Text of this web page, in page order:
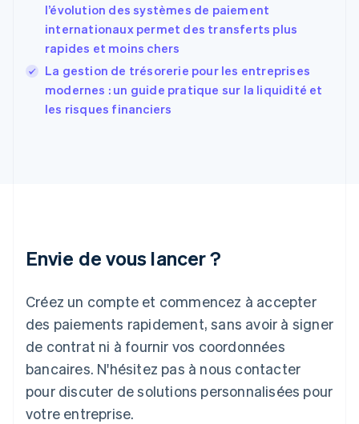
l’évolution des systèmes de paiement
internationaux permet des transferts plus
rapides et moins chers
La gestion de trésorerie pour les entreprises
modernes : un guide pratique sur la liquidité et
les risques financiers
Envie de vous lancer ?
Créez un compte et commencez à accepter
des paiements rapidement, sans avoir à signer
de contrat ni à fournir vos coordonnées
bancaires. N'hésitez pas à nous contacter
pour discuter de solutions personnalisées pour
votre entreprise.
Finlande
English Svenska
FrançaisEnglish
Gibraltar
English
Grèce
Japon
Lettonie
English
Liechtenstein
DeutschEnglish
Lituanie
Luxembourg
FrançaisDeutschEnglish